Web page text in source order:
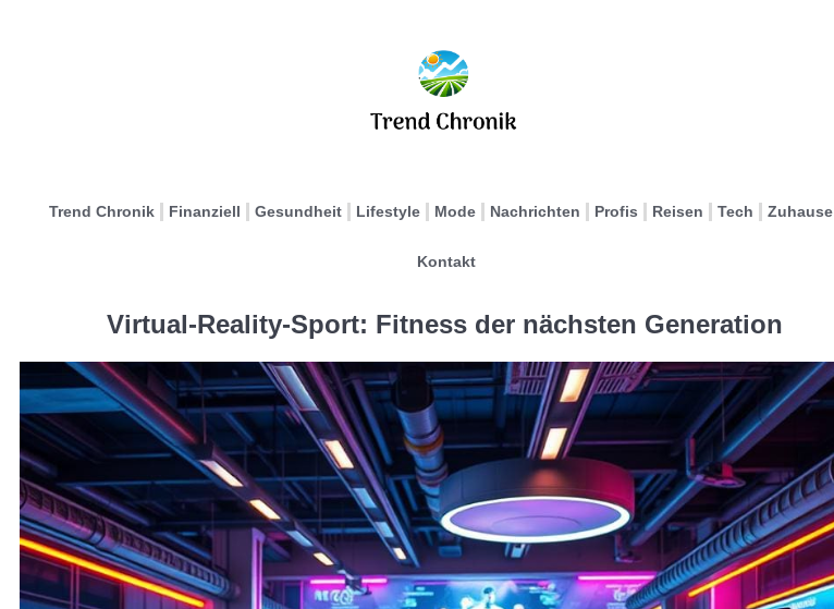
Trend Chronik Finanziell Gesundheit Lifestyle Mode Nachrichten Profis Reisen Tech Zuhause
Kontakt
Virtual-Reality-Sport: Fitness der nächsten Generation